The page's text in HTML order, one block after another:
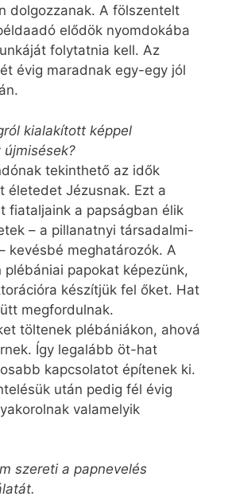
dolgozzanak. A fölszentelt
elődök nyomdokába
folytatnia kell. Az
évig maradnak egy-egy jól
kialakított képpel
tekinthető az idők
életedet Jézusnak. Ezt a
fiataljaink a papságban élik
– a pillanatnyi társadalmi-
kevésbé meghatározók. A
plébániai papokat képezünk,
készítjük fel őket. Hat
megfordulnak.
töltenek plébániákon, ahová
Így legalább öt-hat
kapcsolatot építenek ki.
után pedig fél évig
valamelyik
szereti a papnevelés